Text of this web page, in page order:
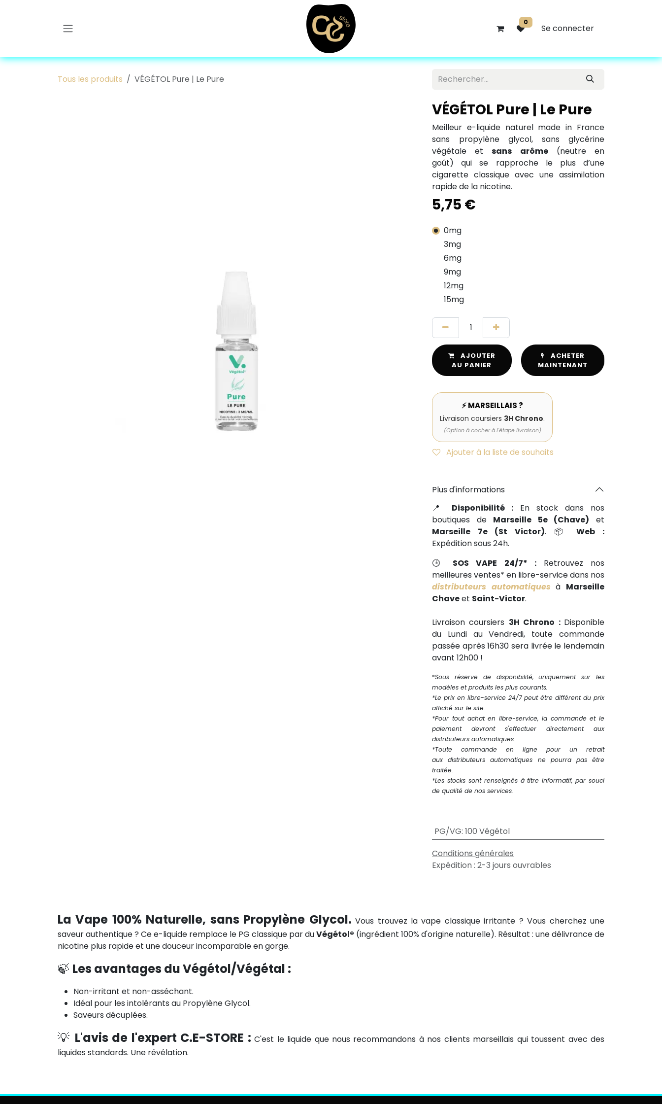
0
Se connecter
Tous les produits VÉGÉTOL Pure | Le Pure
VÉGÉTOL Pure | Le Pure
Meilleur e-liquide naturel made in France
sans propylène glycol,
sans glycérine
végétale etsans arôme(neutre en
goût) qui se rapproche le plus d’une
cigarette classique avec une assimilation
rapide de la nicotine.
5,75 €
0mg
3mg
6mg
9mg
12mg
15mg
AJOUTER
AU PANIER
ACHETER
MAINTENANT
⚡ MARSEILLAIS ?
Livraison coursiers 3H Chrono.
(Option à cocher à l'étape livraison)
Ajouter à la liste de souhaits
Plus d'informations
📍 Disponibilité : En stock dans nos
boutiques de Marseille 5e (Chave) et
Marseille 7e (St Victor). 📦Web :
Expédition sous 24h.
🕒 SOS VAPE 24/7* :Retrouvez nos
meilleures ventes* en libre-service dans nos
distributeurs automatiques à Marseille
Chaveet Saint-Victor.
Livraison coursiers 3H Chrono : Disponible
du Lundi au Vendredi, toute commande
passée après 16h30 sera livrée le lendemain
avant 12h00 !
*Sous réserve de disponibilité, uniquement sur les
modèles et produits les plus courants.
*Le prix en libre-service 24/7 peut être différent du prix
affiché sur le site.
*Pour tout achat en libre-service, la commande et le
paiement devront s'effectuer directement aux
distributeurs automatiques.
*Toute commande en ligne pour un retrait
aux distributeurs automatiques ne pourra pas être
traitée.
*Les stocks sont renseignés à titre informatif, par souci
de qualité de nos services.
PG/VG: 100 Végétol
Conditions générales
Expédition : 2-3 jours ouvrables
La Vape 100% Naturelle, sans Propylène Glycol. Vous trouvez la vape classique irritante ? Vous cherchez une
saveur authentique ? Ce e-liquide remplace le PG classique par duVégétol® (ingrédient 100% d'origine naturelle). Résultat : une délivrance de
nicotine plus rapide et une douceur incomparable en gorge.
🍃 Les avantages du Végétol/Végétal :
Non-irritant et non-asséchant.
Idéal pour les intolérants au Propylène Glycol.
Saveurs décuplées.
💡 L'avis de l'expert C.E-STORE : C'est le liquide que nous recommandons à nos clients marseillais qui toussent avec des
liquides standards. Une révélation.